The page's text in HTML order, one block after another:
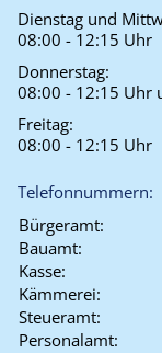
Dienstag und
08:00 - 12:15 Uhr
Donnerstag:
08:00 - 12:15 Uhr
Freitag:
08:00 - 12:15 Uhr
Telefonnummern:
Bürgeramt:
Bauamt:
Kasse:
Kämmerei:
Steueramt:
Personalamt: